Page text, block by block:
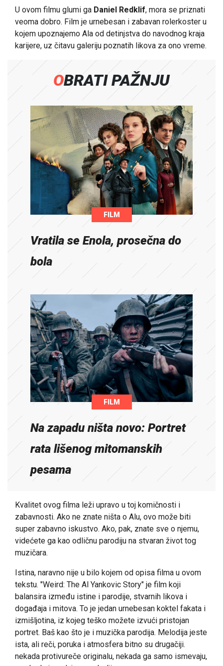
U ovom filmu glumi ga Daniel Redklif, mora se priznati
veoma dobro. Film je urnebesan i zabavan rolerkoster u
kojem upoznajemo Ala od detinjstva do navodnog kraja
karijere, uz čitavu galeriju poznatih likova za ono vreme.
OBRATI PAŽNJU
FILM
Vratila se Enola, prosečna do
bola
FILM
Na zapadu ništa novo: Portret
rata lišenog mitomanskih
pesama
Kvalitet ovog filma leži upravo u toj komičnosti i
zabavnosti. Ako ne znate ništa o Alu, ovo može biti
super zabavno iskustvo. Ako, pak, znate sve o njemu,
videćete ga kao odličnu parodiju na stvaran život tog
muzičara.
Istina, naravno nije u bilo kojem od opisa filma u ovom
tekstu. "Weird: The Al Yankovic Story" je film koji
balansira između istine i parodije, stvarnih likova i
događaja i mitova. To je jedan urnebesan koktel fakata i
izmišljotina, iz kojeg teško možete izvući pristojan
portret. Baš kao što je i muzička parodija. Melodija jeste
ista, ali reči, poruka i atmosfera bitno su drugačiji.
nekada protivureče originalu, nekada ga samo ismevaju,